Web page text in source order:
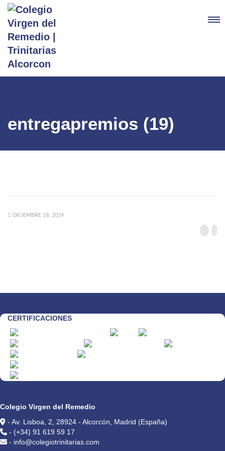
entregapremios (19)
DICIEMBRE 18, 2019
CERTIFICACIONES
Colegio Virgen del Remedio
- Av. Lisboa, 2, 28924 - Alcorcón, Madrid (España)
- (+34) 91 619 59 17
- info@colegiotrinitarias.com